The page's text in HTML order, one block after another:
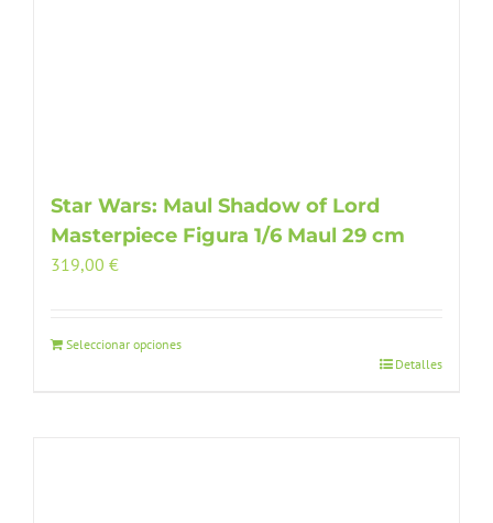
Star Wars: Maul Shadow of Lord
Masterpiece Figura 1/6 Maul 29 cm
319,00 €
Seleccionar opciones
Detalles